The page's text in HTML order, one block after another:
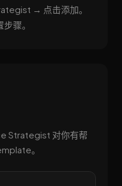
→ 点击添加。
骤。
Strategist 对你有帮
。